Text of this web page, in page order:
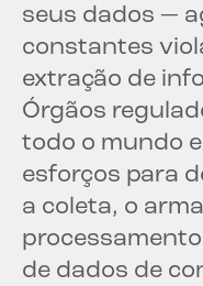
seus dados —
constantes
extração de
Órgãos
todo o mundo
esforços para
a coleta, o
de dados de